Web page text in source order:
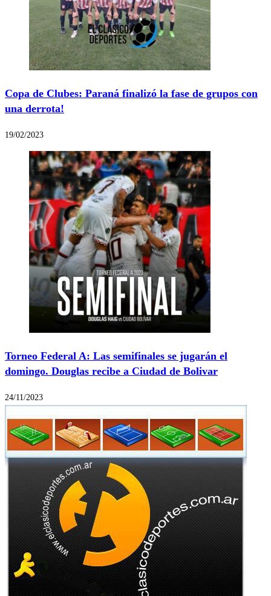
Copa de Clubes: Paraná finalizó la fase de grupos con
una derrota!
19/02/2023
Torneo Federal A: Las semifinales se jugarán el
domingo. Douglas recibe a Ciudad de Bolivar
24/11/2023